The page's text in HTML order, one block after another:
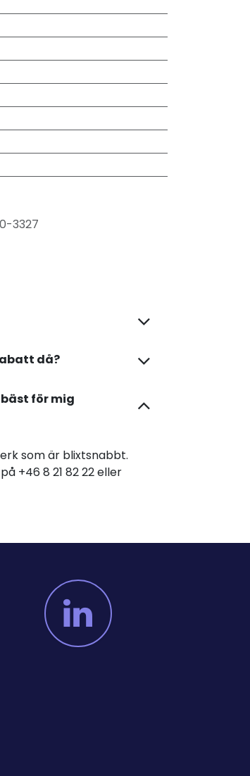
3327
då?
för mig
som är blixtsnabbt.
+46 8 21 82 22 eller